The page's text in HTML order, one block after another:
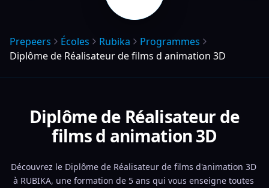
Prepeers Écoles Rubika
Programmes
Diplôme de Réalisateur de films d animation 3D
Diplôme de Réalisateur de
films d animation 3D
Découvrez le Diplôme de Réalisateur de films d'animation 3D
à RUBIKA, une formation de 5 ans qui vous enseigne toutes